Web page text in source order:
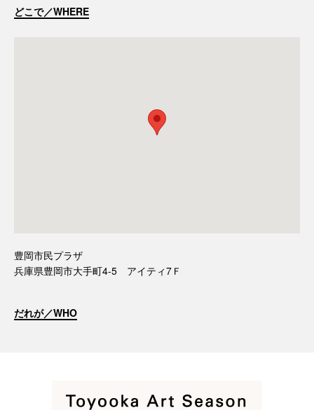
どこで／WHERE
豊岡市民プラザ
兵庫県豊岡市大手町4-5 アイティ7Ｆ
だれが／WHO